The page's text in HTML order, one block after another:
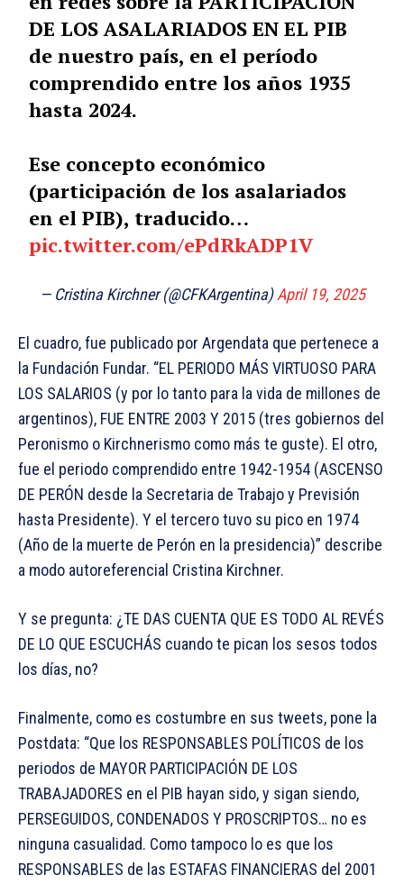
DE LOS ASALARIADOS EN EL PIB
de nuestro país, en el período
comprendido entre los años 1935
hasta 2024.
Ese concepto económico
(participación de los asalariados
en el PIB), traducido…
pic.twitter.com/ePdRkADP1V
— Cristina Kirchner (@CFKArgentina)April 19, 2025
El cuadro, fue publicado por Argendata que pertenece a
la Fundación Fundar. “EL PERIODO MÁS VIRTUOSO PARA
LOS SALARIOS (y por lo tanto para la vida de millones de
argentinos), FUE ENTRE 2003 Y 2015 (tres gobiernos del
Peronismo o Kirchnerismo como más te guste). El otro,
fue el periodo comprendido entre 1942-1954 (ASCENSO
DE PERÓN desde la Secretaria de Trabajo y Previsión
hasta Presidente). Y el tercero tuvo su pico en 1974
(Año de la muerte de Perón en la presidencia)” describe
a modo autoreferencial Cristina Kirchner.
Y se pregunta: ¿TE DAS CUENTA QUE ES TODO AL REVÉS
DE LO QUE ESCUCHÁS cuando te pican los sesos todos
los días, no?
Finalmente, como es costumbre en sus tweets, pone la
Postdata: “Que los RESPONSABLES POLÍTICOS de los
periodos de MAYOR PARTICIPACIÓN DE LOS
TRABAJADORES en el PIB hayan sido, y sigan siendo,
PERSEGUIDOS, CONDENADOS Y PROSCRIPTOS… no es
ninguna casualidad. Como tampoco lo es que los
RESPONSABLES de las ESTAFAS FINANCIERAS del 2001